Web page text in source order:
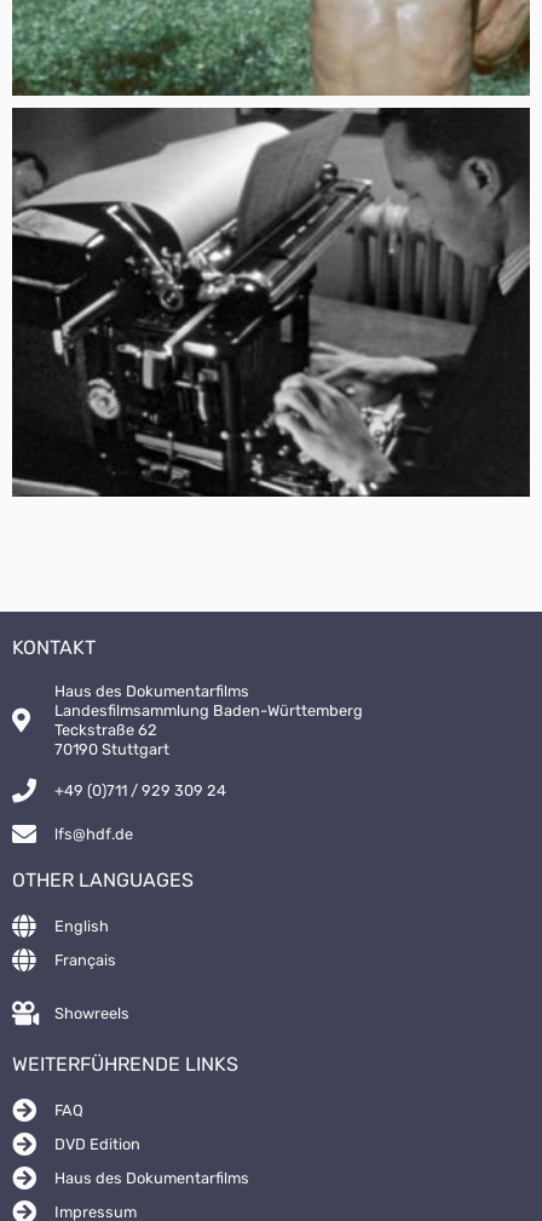
KONTAKT
Haus des Dokumentarfilms
Landesfilmsammlung Baden-Württemberg
Teckstraße 62
70190 Stuttgart
+49 (0)711 / 929 309 24
lfs@hdf.de
OTHER LANGUAGES
English
Français
Showreels
WEITERFÜHRENDE LINKS
FAQ
DVD Edition
Haus des Dokumentarfilms
Impressum